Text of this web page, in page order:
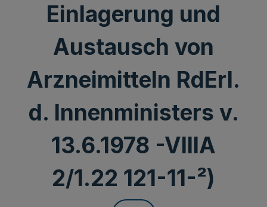
Einlagerung und
Austausch von
Arzneimitteln RdErl.
d. Innenministers v.
13.6.1978 -VIIIA
2/1.22 121-11-²)